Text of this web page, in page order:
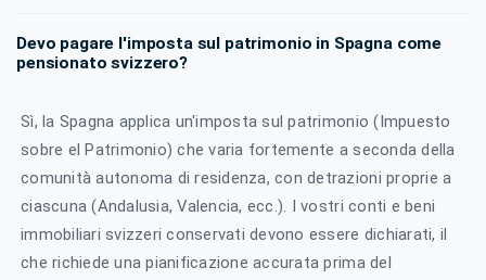
Devo pagare l'imposta sul patrimonio in Spagna come
pensionato svizzero?
Sì, la Spagna applica un'imposta sul patrimonio (Impuesto
sobre el Patrimonio) che varia fortemente a seconda della
comunità autonoma di residenza, con detrazioni proprie a
ciascuna (Andalusia, Valencia, ecc.). I vostri conti e beni
immobiliari svizzeri conservati devono essere dichiarati, il
che richiede una pianificazione accurata prima del